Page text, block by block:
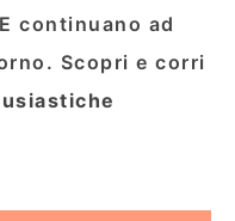
continuano ad
Scopri e corri